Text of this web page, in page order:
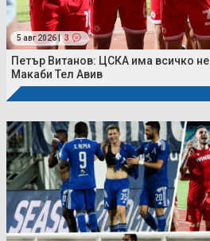
5 авг 2026 | 3
Петър Витанов: ЦСКА има всичко
Макаби Тел Авив